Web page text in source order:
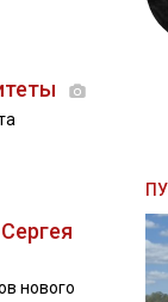
нового